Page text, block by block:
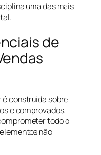
uma das mais
de
é construída sobre
e comprovados.
todo o
não